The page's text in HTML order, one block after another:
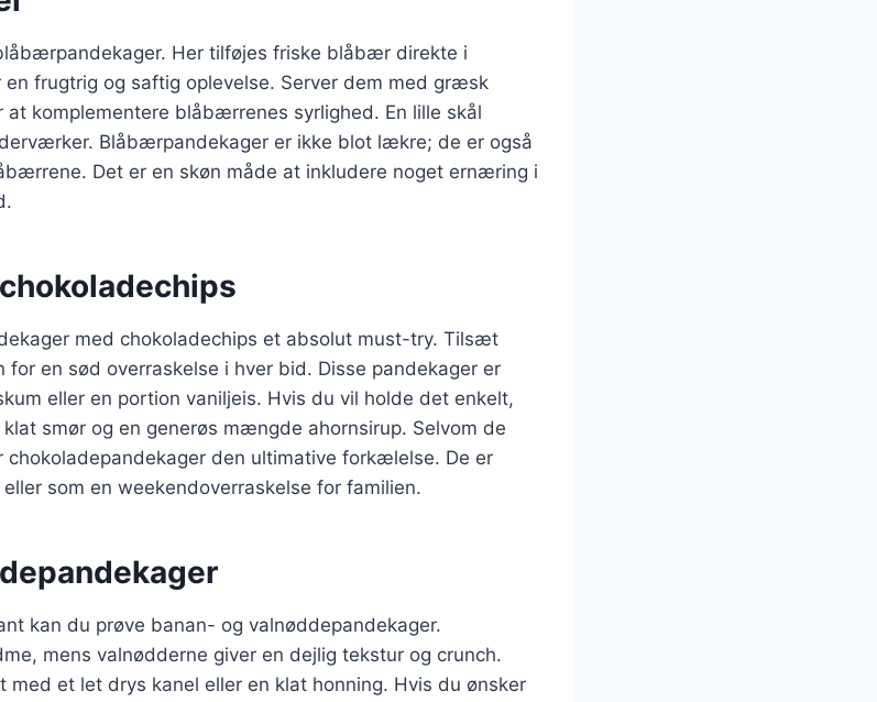
Her tilføjes friske blåbær direkte i
frugtrig og saftig oplevelse. Server dem med græsk
komplementere blåbærrenes syrlighed. En lille skål
Blåbærpandekager er ikke blot lækre; de er også
Det er en skøn måde at inkludere noget ernæring i
med chokoladechips et absolut must-try. Tilsæt
for en sød overraskelse i hver bid. Disse pandekager er
eller en portion vaniljeis. Hvis du vil holde det enkelt,
smør og en generøs mængde ahornsirup. Selvom de
chokoladepandekager den ultimative forkælelse. De er
som en weekendoverraskelse for familien.
kan du prøve banan- og valnøddepandekager.
mens valnødderne giver en dejlig tekstur og crunch.
med et let drys kanel eller en klat honning. Hvis du ønsker